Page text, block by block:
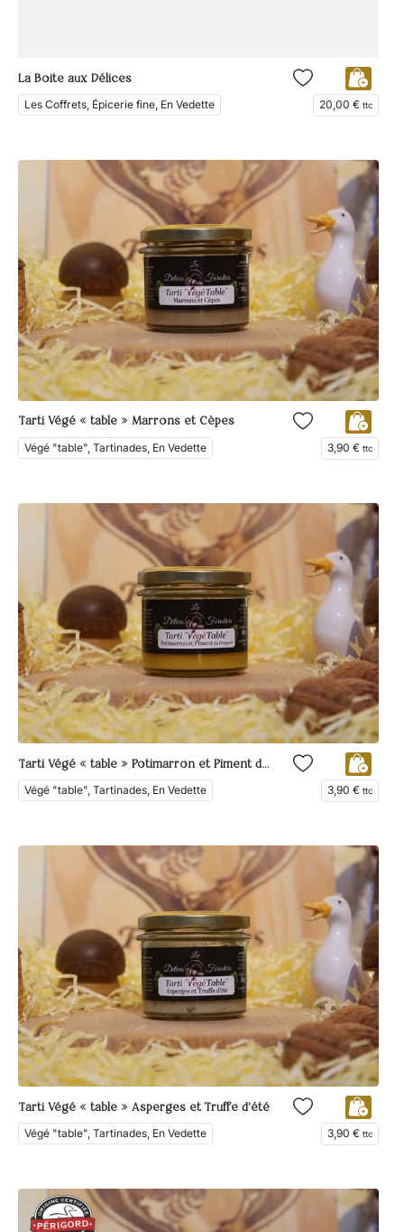
La Boite aux Délices
Les Coffrets, Épicerie fine, En Vedette 20,00 € ttc
Tarti Végé « table » Marrons et Cèpes
Végé "table", Tartinades, En Vedette 3,90 € ttc
Tarti Végé « table » Potimarron et Piment du Périgord
Végé "table", Tartinades, En Vedette 3,90 € ttc
Tarti Végé « table » Asperges et Truffe d’été
Végé "table", Tartinades, En Vedette 3,90 € ttc